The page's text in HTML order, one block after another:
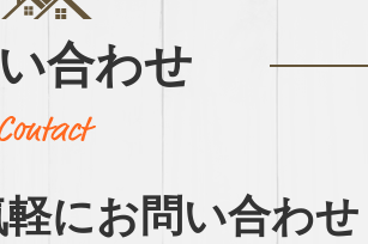
合わせ
にお問い合わ